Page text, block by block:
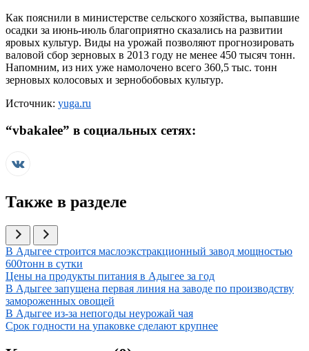
Как пояснили в министерстве сельского хозяйства, выпавшие
осадки за июнь-июль благоприятно сказались на развитии
яровых культур. Виды на урожай позволяют прогнозировать
валовой сбор зерновых в 2013 году не менее 450 тысяч тонн.
Напомним, из них уже намолочено всего 360,5 тыс. тонн
зерновых колосовых и зернобобовых культур.
Источник: yuga.ru
“vbakalee” в социальных сетях:
Также в разделе
Иллюстрация новости
В Адыгее строится маслоэкстракционный завод мощностью
600тонн в сутки
Иллюстрация новости
Цены на продукты питания в Адыгее за год
Иллюстрация новости
В Адыгее запущена первая линия на заводе по производству
замороженных овощей
Иллюстрация новости
В Адыгее из-за непогоды неурожай чая
Иллюстрация новости
Срок годности на упаковке сделают крупнее